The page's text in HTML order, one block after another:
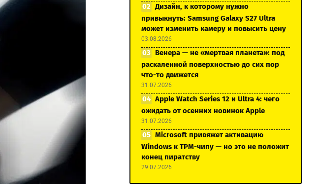
Дизайн, к которому нужно
привыкнуть: Samsung Galaxy S27 Ultra
может изменить камеру и повысить цену
03.08.2026
Венера — не «мертвая планета»: под
раскаленной поверхностью до сих пор
что-то движется
31.07.2026
Apple Watch Series 12 и Ultra 4: чего
ожидать от осенних новинок Apple
31.07.2026
Microsoft привяжет активацию
Windows к TPM-чипу — но это не положит
конец пиратству
29.07.2026